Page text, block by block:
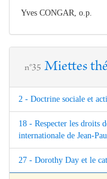
Yves CONGAR, o.p.
n°35 Miettes
2 - Doctrine sociale et
18 - Respecter les droits
internationale de Jean-
27 - Dorothy Day et le